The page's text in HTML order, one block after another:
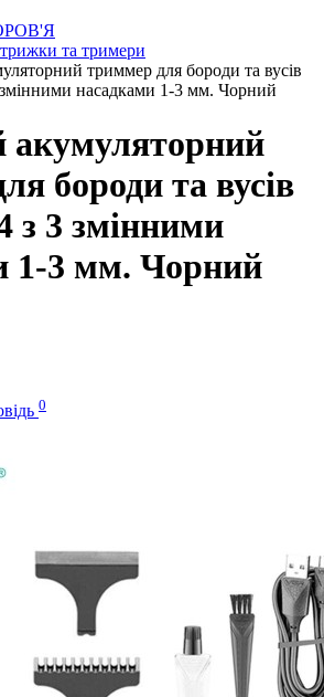
та тримери
триммер для бороди та вусів
насадками 1-3 мм. Чорний
акумуляторний
бороди та вусів
з 3 змінними
1-3 мм. Чорний
0